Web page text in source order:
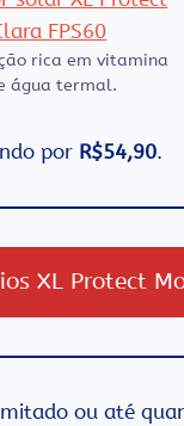
rica em vitamina
água termal.
por R$54,90.
XL Protect
ou até